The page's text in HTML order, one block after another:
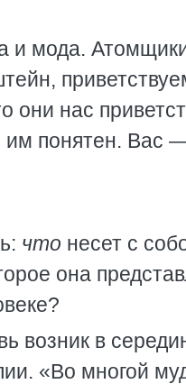
и мода.
они нас
им понятен. Вас
что несет с
она
возник в
«Во многой